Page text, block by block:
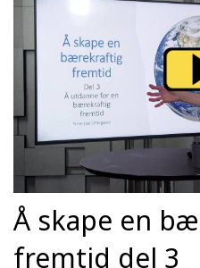
Å skape en
fremtid del 3